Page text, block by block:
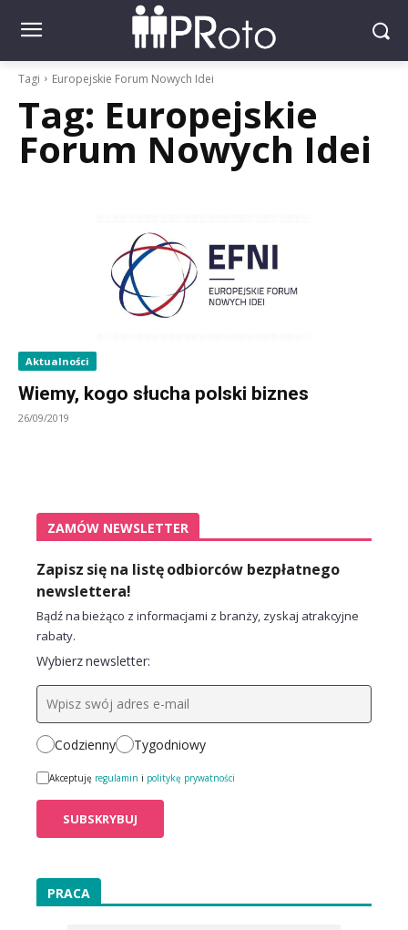
Tagi Europejskie Forum Nowych Idei
Tag: Europejskie
Forum Nowych Idei
Aktualności
Wiemy, kogo słucha polski biznes
26/09/2019
ZAMÓW NEWSLETTER
Zapisz się na listę odbiorców bezpłatnego
newslettera!
Bądź na bieżąco z informacjami z branży, zyskaj atrakcyjne
rabaty.
Wybierz newsletter:
Codzienny Tygodniowy
Akceptuję regulamin i politykę prywatności
PRACA